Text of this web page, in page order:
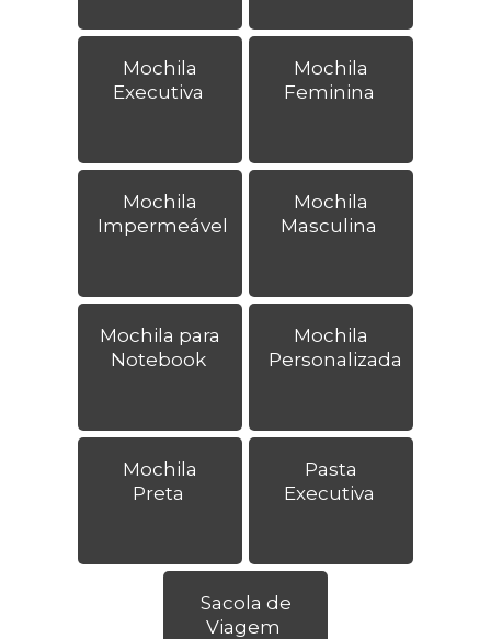
Mochila
Executiva
Mochila
Feminina
Mochila
Impermeável
Mochila
Masculina
Mochila para
Notebook
Mochila
Personalizada
Mochila
Preta
Pasta
Executiva
Sacola de
Viagem